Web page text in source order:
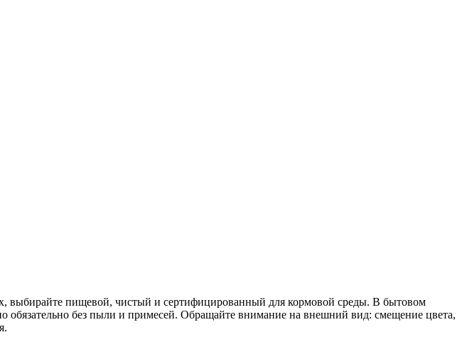
выбирайте пищевой, чистый и сертифицированный для кормовой среды. В бытовом
без пыли и примесей. Обращайте внимание на внешний вид: смещение цвета,